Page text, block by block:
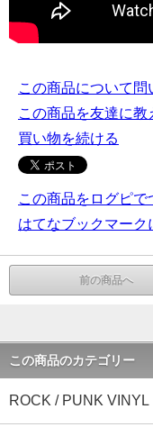
この商品について問
この商品を友達に教
買い物を続ける
この商品をログピで
はてなブックマーク
前の商品へ
この商品のカテゴリー
ROCK / PUNK VINYL